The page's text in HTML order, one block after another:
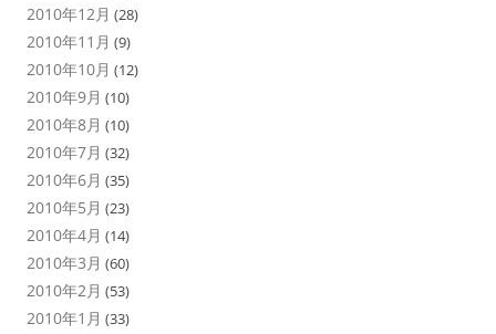
2010年12月 (28)
2010年11月 (9)
2010年10月 (12)
2010年9月 (10)
2010年8月 (10)
2010年7月 (32)
2010年6月 (35)
2010年5月 (23)
2010年4月 (14)
2010年3月 (60)
2010年2月 (53)
2010年1月 (33)